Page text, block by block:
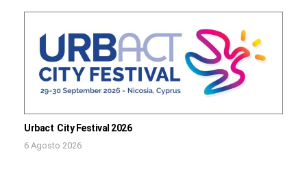
Urbact City Festival 2026
6 Agosto 2026